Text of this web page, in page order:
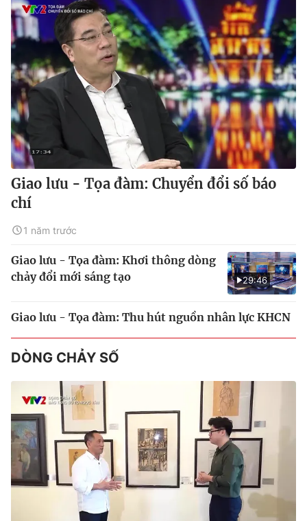
Giao lưu - Tọa đàm: Chuyển đổi số báo
chí
1 năm trước
29:46
Giao lưu - Tọa đàm: Khơi thông dòng
chảy đổi mới sáng tạo
Giao lưu - Tọa đàm: Thu hút nguồn nhân lực KHCN
DÒNG CHẢY SỐ